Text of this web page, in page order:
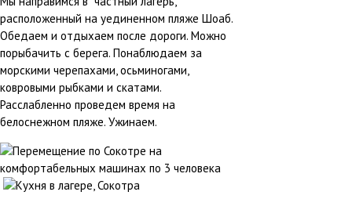
расположенный на уединенном пляже Шоаб.
Обедаем и отдыхаем после дороги. Можно
порыбачить с берега. Понаблюдаем за
морскими черепахами, осьминогами,
ковровыми рыбками и скатами.
Расслабленно проведем время на
белоснежном пляже. Ужинаем.